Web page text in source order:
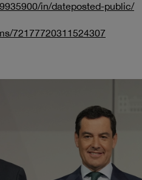
in/dateposted-public/
72177720311524307